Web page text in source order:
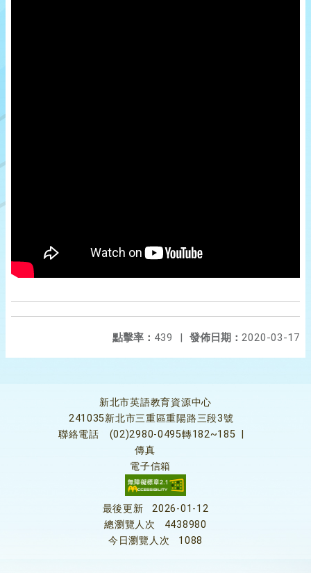
發佈日期： 2020-03-17
點擊率： 439 |
新北市英語教育資源中心
241035新北市三重區重陽路三段3號
聯絡電話
(02)2980-0495轉182~185
傳真
電子信箱
最後更新
2026-01-12
總瀏覽人次
4438980
今日瀏覽人次
1088